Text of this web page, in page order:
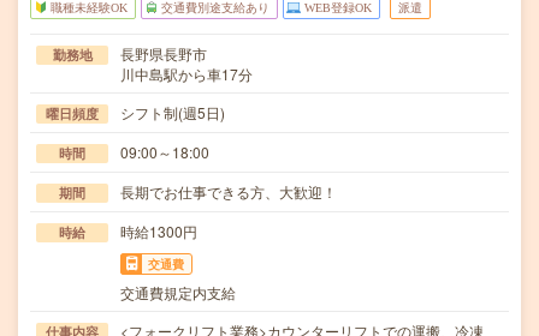
職種未経験OK 交通費別途支給あり WEB登録OK 派遣
勤務地
長野県長野市
川中島駅から車17分
曜日頻度 シフト制(週5日)
時間 09:00～18:00
期間 長期でお仕事できる方、大歓迎！
時給 時給1300円
交通費
交通費規定内支給
仕事内容
<フォークリフト業務>カウンターリフトでの運搬、冷凍